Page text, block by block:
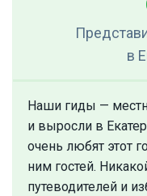
в
Наши гиды —
и выросли в
очень любят этот
ним гостей.
путеводителей и